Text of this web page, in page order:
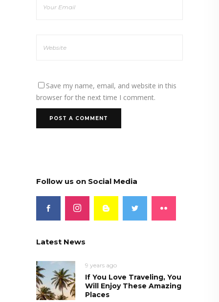
Save my name, email, and website in this
browser for the next time I comment.
Follow us on Social Media
Latest News
9 years ago
If You Love Traveling, You
Will Enjoy These Amazing
Places